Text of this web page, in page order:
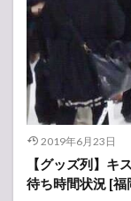
2019年6月23日
【グッズ列】キ
待ち時間状況 [